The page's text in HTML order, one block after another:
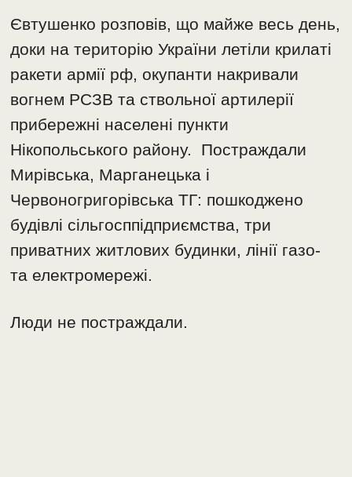
Євтушенко розповів, що майже весь день,
доки на територію України летіли крилаті
ракети армії рф, окупанти накривали
вогнем РСЗВ та ствольної артилерії
прибережні населені пункти
Нікопольського району. Постраждали
Мирівська, Марганецька і
Червоногригорівська ТГ: пошкоджено
будівлі сільгосппідприємства, три
приватних житлових будинки, лінії газо-
та електромережі.
Люди не постраждали.